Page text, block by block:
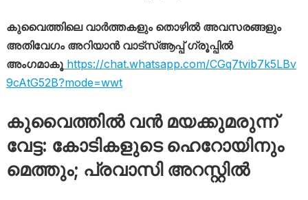
കുവൈത്തിലെ വാർത്തകളും തൊഴിൽ അവസരങ്ങളും
അതിവേഗം അറിയാൻ വാട്സ്ആപ്പ് ഗ്രൂപ്പിൽ
അംഗമാകൂhttps://chat.whatsapp.com/CGq7tvib7k5LBv
9cAtG52B?mode=wwt
കുവൈത്തിൽ വൻ മയക്കുമരുന്ന്
വേട്ട: കോടികളുടെ ഹെറോയിനും
മെത്തും; പ്രവാസി അറസ്റ്റിൽ